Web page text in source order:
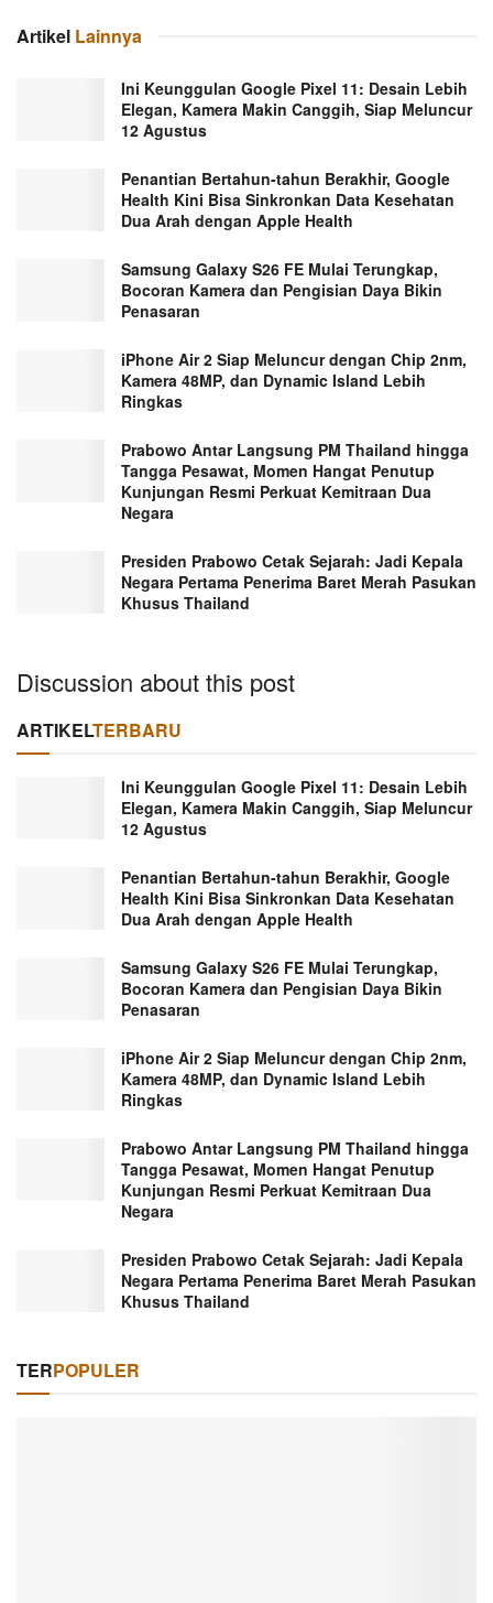
Artikel Lainnya
Ini Keunggulan Google Pixel 11: Desain Lebih
Elegan, Kamera Makin Canggih, Siap Meluncur
12 Agustus
Penantian Bertahun-tahun Berakhir, Google
Health Kini Bisa Sinkronkan Data Kesehatan
Dua Arah dengan Apple Health
Samsung Galaxy S26 FE Mulai Terungkap,
Bocoran Kamera dan Pengisian Daya Bikin
Penasaran
iPhone Air 2 Siap Meluncur dengan Chip 2nm,
Kamera 48MP, dan Dynamic Island Lebih
Ringkas
Prabowo Antar Langsung PM Thailand hingga
Tangga Pesawat, Momen Hangat Penutup
Kunjungan Resmi Perkuat Kemitraan Dua
Negara
Presiden Prabowo Cetak Sejarah: Jadi Kepala
Negara Pertama Penerima Baret Merah Pasukan
Khusus Thailand
Discussion about this post
ARTIKELTERBARU
Ini Keunggulan Google Pixel 11: Desain Lebih
Elegan, Kamera Makin Canggih, Siap Meluncur
12 Agustus
Penantian Bertahun-tahun Berakhir, Google
Health Kini Bisa Sinkronkan Data Kesehatan
Dua Arah dengan Apple Health
Samsung Galaxy S26 FE Mulai Terungkap,
Bocoran Kamera dan Pengisian Daya Bikin
Penasaran
iPhone Air 2 Siap Meluncur dengan Chip 2nm,
Kamera 48MP, dan Dynamic Island Lebih
Ringkas
Prabowo Antar Langsung PM Thailand hingga
Tangga Pesawat, Momen Hangat Penutup
Kunjungan Resmi Perkuat Kemitraan Dua
Negara
Presiden Prabowo Cetak Sejarah: Jadi Kepala
Negara Pertama Penerima Baret Merah Pasukan
Khusus Thailand
TERPOPULER